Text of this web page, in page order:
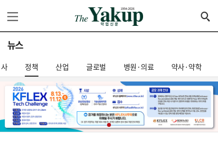
뉴스
정책 산업 글로벌 병원·의료 약사·약학